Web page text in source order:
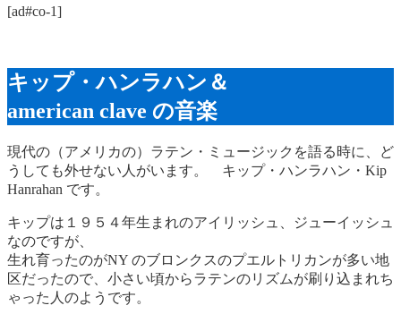
[ad#co-1]
キップ・ハンラハン＆
american clave の音楽
現代の（アメリカの）ラテン・ミュージックを語る時に、ど
うしても外せない人がいます。 キップ・ハンラハン・Kip
Hanrahan です。
キップは１９５４年生まれのアイリッシュ、ジューイッシュ
なのですが、
生れ育ったのがNY のブロンクスのプエルトリカンが多い地
区だったので、小さい頃からラテンのリズムが刷り込まれち
ゃった人のようです。